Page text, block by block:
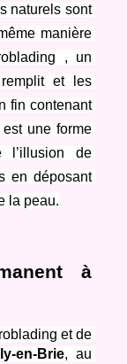
naturels sont
manière
, un
et les
fin contenant
est une forme
l’illusion de
en déposant
la peau.
à
et de
en-Brie, au